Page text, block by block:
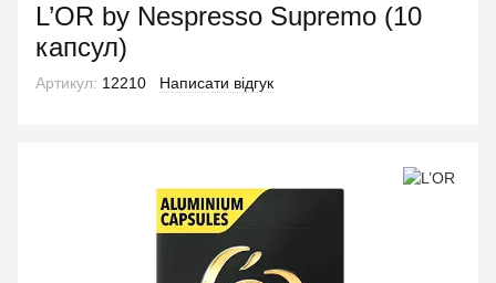
L’OR by Nespresso Supremo (10
капсул)
Артикул: 12210 Написати відгук